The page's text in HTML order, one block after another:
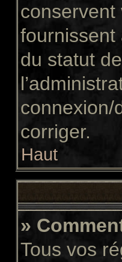
conservent
fournissent
du statut
connexion/
corriger.
Haut
»
Tous vos